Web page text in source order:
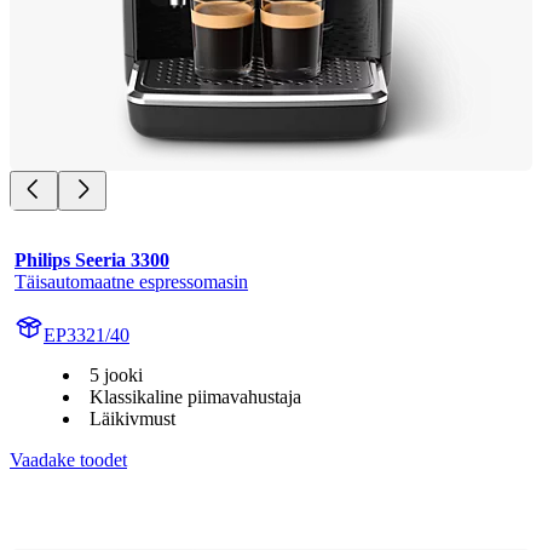
Philips Seeria 3300
Täisautomaatne espressomasin
EP3321/40
5 jooki
Klassikaline piimavahustaja
Läikivmust
Vaadake toodet